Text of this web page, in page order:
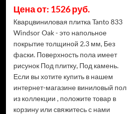
Цена от: 1526 руб.
Кварцвиниловая плитка Tanto 833
Windsor Oak - это напольное
покрытие толщиной 2.3 мм, Без
фаски. Поверхность пола имеет
рисунок Под плитку, Под камень.
Если вы хотите купить в нашем
интернет-магазине виниловый пол
из коллекции , положите товар в
корзину или свяжитесь с нами